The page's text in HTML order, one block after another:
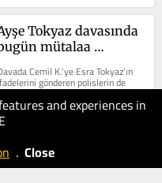
and experiences in
. Close
Tokyaz davasında
mütalaa
Cemil K.'ye Esra Tokyaz’ın
gönderen polislerin de
kapsamına alınmasıyla 9’u
11 erkek bu dosyada